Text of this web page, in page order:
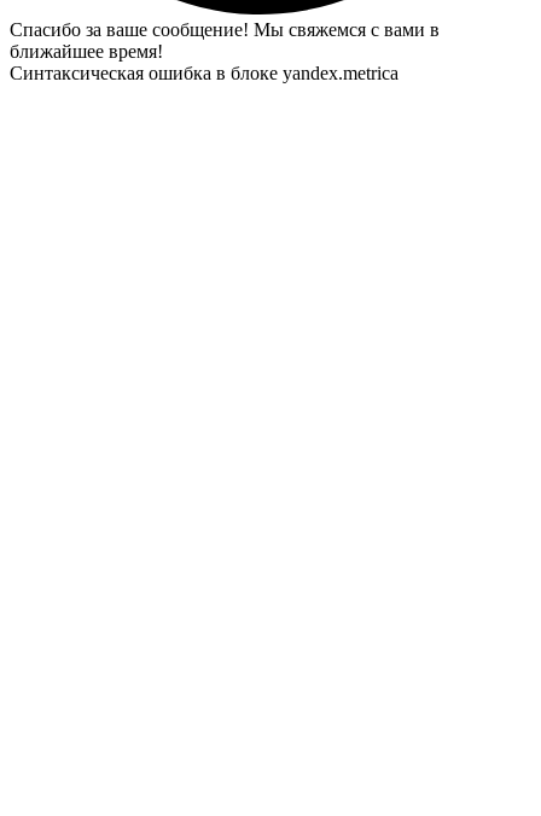
Спасибо за ваше сообщение! Мы свяжемся с вами в
ближайшее время!
Синтаксическая ошибка в блоке yandex.metrica